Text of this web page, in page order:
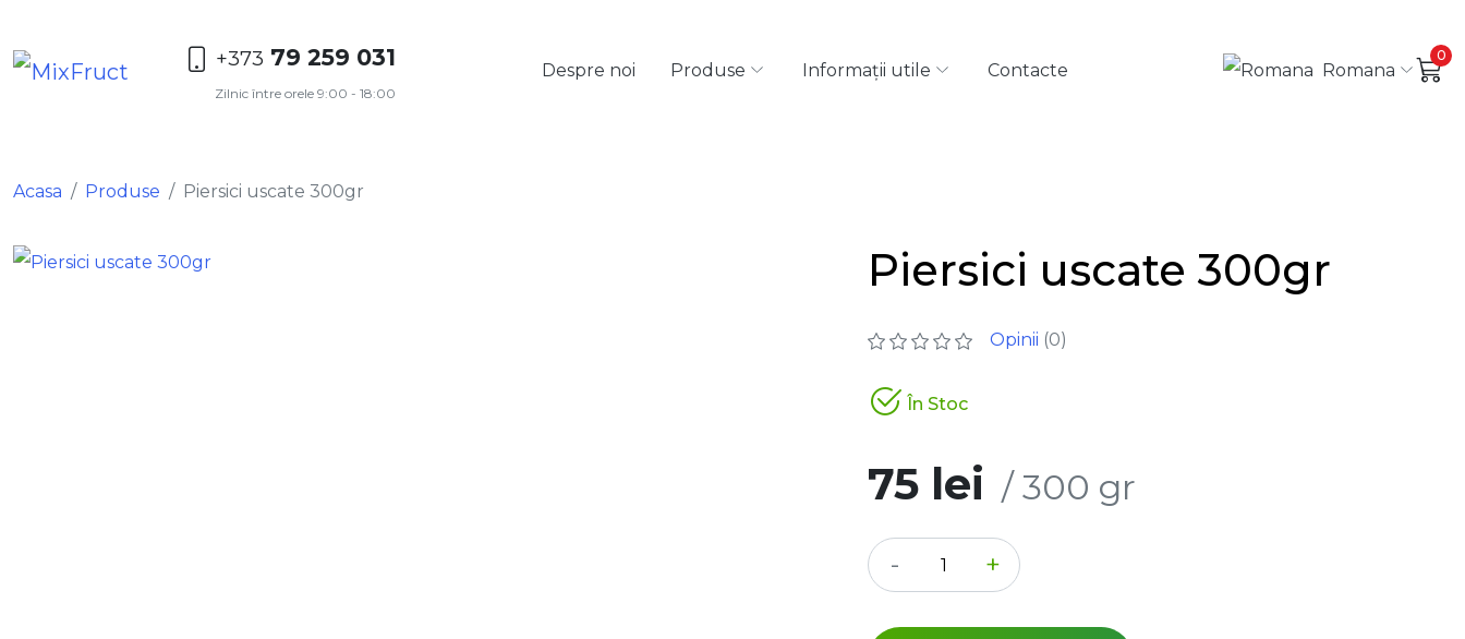
+373 79 259 031
Zilnic între orele 9:00 - 18:00
Despre noi Produse Informații utile Contacte Romana
0
Acasa Produse Piersici uscate 300gr
Piersici uscate 300gr
Opinii (0)
În Stoc
75 lei / 300 gr
- +